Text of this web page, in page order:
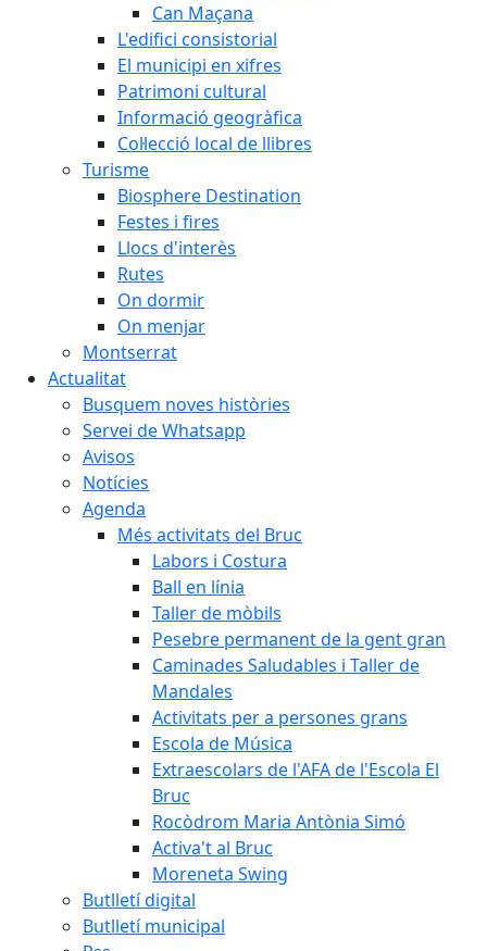
Can Maçana
L'edifici consistorial
El municipi en xifres
Patrimoni cultural
Informació geogràfica
Col·lecció local de llibres
Turisme
Biosphere Destination
Festes i fires
Llocs d'interès
Rutes
On dormir
On menjar
Montserrat
Actualitat
Busquem noves històries
Servei de Whatsapp
Avisos
Notícies
Agenda
Més activitats del Bruc
Labors i Costura
Ball en línia
Taller de mòbils
Pesebre permanent de la gent gran
Caminades Saludables i Taller de
Mandales
Activitats per a persones grans
Escola de Música
Extraescolars de l'AFA de l'Escola El
Bruc
Rocòdrom Maria Antònia Simó
Activa't al Bruc
Moreneta Swing
Butlletí digital
Butlletí municipal